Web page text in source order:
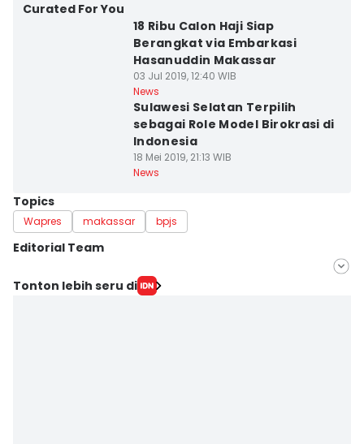
Curated For You
18 Ribu Calon Haji Siap
Berangkat via Embarkasi
Hasanuddin Makassar
03 Jul 2019, 12:40 WIB
News
Sulawesi Selatan Terpilih
sebagai Role Model Birokrasi di
Indonesia
18 Mei 2019, 21:13 WIB
News
Topics
Wapres makassar bpjs
Editorial Team
Editor
Tonton lebih seru di